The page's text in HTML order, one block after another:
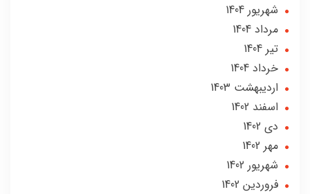
شهریور 1404
مرداد 1404
تير 1404
خرداد 1404
ارديبهشت 1403
اسفند 1402
دی 1402
مهر 1402
شهریور 1402
فروردین 1402